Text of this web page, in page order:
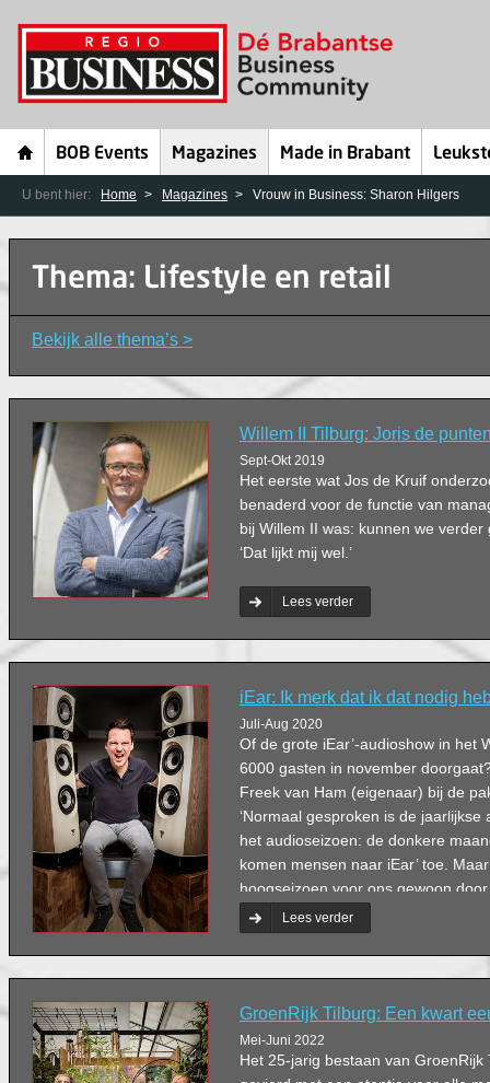
BOB Events Magazines Made in Brabant
U bent hier: Home Magazines Vrouw in Business: Sharon Hilgers
Thema: Lifestyle en retail
Bekijk alle thema’s >
Willem II Tilburg: Joris de
Sept-Okt 2019
Het eerste wat Jos de Kruif
benaderd voor de functie van
bij Willem II was: kunnen we
‘Dat lijkt mij wel.’
Lees verder
iEar: Ik merk dat ik dat nodig
Juli-Aug 2020
Of de grote iEar’-audioshow in het
6000 gasten in november
Freek van Ham (eigenaar) bij de
‘Normaal gesproken is de
het audioseizoen: de donkere
komen mensen naar iEar’ toe.
hoogseizoen voor ons gewoon
niemand.’Lees verder
GroenRijk Tilburg: Een kwart
Mei-Juni 2022
Het 25-jarig bestaan van GroenRijk